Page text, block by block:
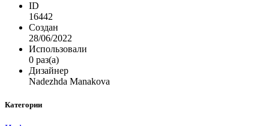
ID
16442
Создан
28/06/2022
Использовали
0 раз(а)
Дизайнер
Nadezhda Manakova
Категории